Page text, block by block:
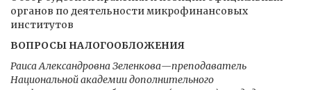
органов по деятельности микрофинансовых
институтов
ВОПРОСЫ НАЛОГООБЛОЖЕНИЯ
Раиса Александровна Зеленкова—преподаватель
Национальной академии дополнительного